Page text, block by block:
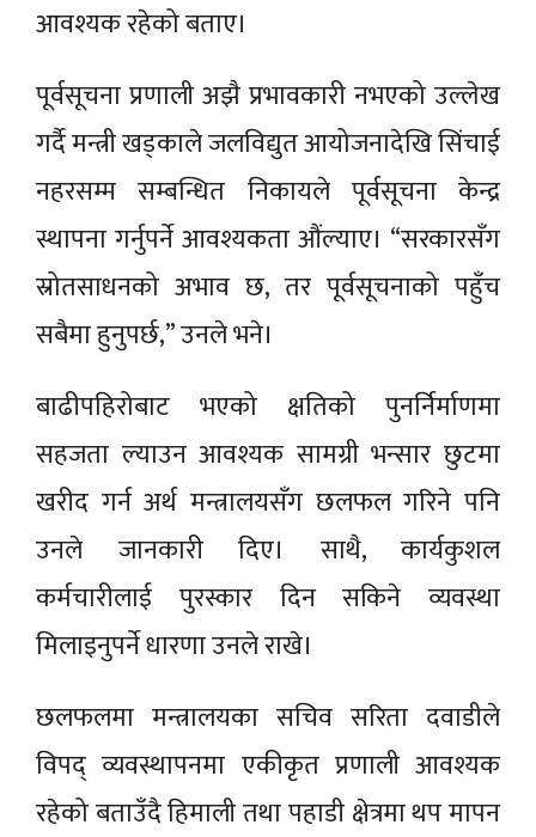
आवश्यक रहेको बताए।
पूर्वसूचना प्रणाली अझै प्रभावकारी नभएको उल्लेख
गर्दै मन्त्री खड्काले जलविद्युत आयोजनादेखि सिंचाई
नहरसम्म सम्बन्धित निकायले पूर्वसूचना केन्द्र
स्थापना गर्नुपर्ने आवश्यकता औंल्याए। “सरकारसँग
स्रोतसाधनको अभाव छ, तर पूर्वसूचनाको पहुँच
सबैमा हुनुपर्छ,” उनले भने।
बाढीपहिरोबाट भएको क्षतिको पुनर्निर्माणमा
सहजता ल्याउन आवश्यक सामग्री भन्सार छुटमा
खरीद गर्न अर्थ मन्त्रालयसँग छलफल गरिने पनि
उनले जानकारी दिए। साथै, कार्यकुशल
कर्मचारीलाई पुरस्कार दिन सकिने व्यवस्था
मिलाइनुपर्ने धारणा उनले राखे।
छलफलमा मन्त्रालयका सचिव सरिता दवाडीले
विपद् व्यवस्थापनमा एकीकृत प्रणाली आवश्यक
रहेको बताउँदै हिमाली तथा पहाडी क्षेत्रमा थप मापन